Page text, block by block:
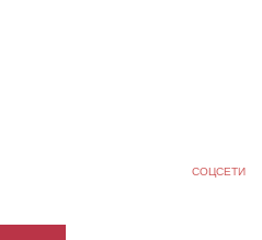
СОЦСЕТИ